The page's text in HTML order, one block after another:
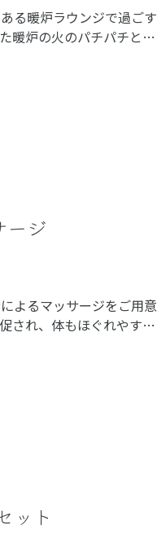
る暖炉ラウンジで過ごす
暖炉の火のパチパチとい
ージ
よるマッサージをご用意
され、体もほぐれやすく
ット